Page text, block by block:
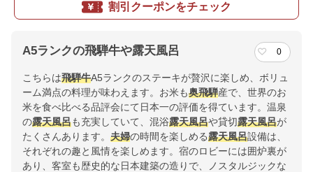
割引クーポンをチェック
A5ランクの飛騨牛や露天風呂 0
こちらは飛騨牛A5ランクのステーキが贅沢に楽しめ、ボリュ
ーム満点の料理が味わえます。お米も奥飛騨産で、世界のお
米を食べ比べる品評会にて日本一の評価を得ています。温泉
の露天風呂も充実していて、混浴露天風呂や貸切露天風呂が
たくさんあります。 夫婦の時間を楽しめる露天風呂設備は、
それぞれの趣と風情を楽しめます。宿のロビーには囲炉裏が
あり、客室も歴史的な日本建築の造りで、ノスタルジックな